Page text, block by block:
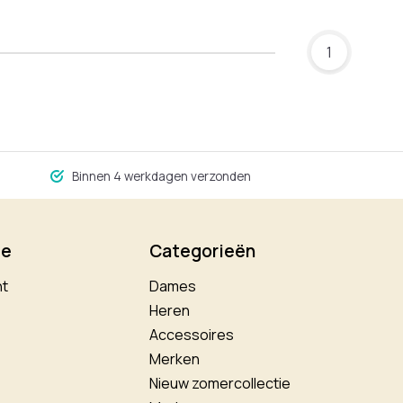
1
Binnen 4 werkdagen verzonden
Categorieën
Dames
Heren
Accessoires
Merken
Nieuw zomercollectie